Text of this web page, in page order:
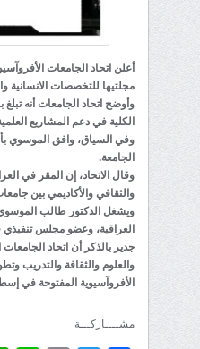
أعلن اتحاد الجامعات
مجلتيها للتخصصات الانسانية
وأوضح اتحاد الجامعات أنه
الكلية في دعم المشاريع العلمية
وفي السياق، وافق الموسوي
الجامعة.
وقال الاتحاد، إن المقر في
والثقافي والأكاديمي بين
ويشغل الدكتور طالب الموسوي
العراقية، وعضو مجلس تنفيذي
والعلوم والثقافة والتدريب
الأفروآسيوية المفتوحة في
مشــــاركـــة